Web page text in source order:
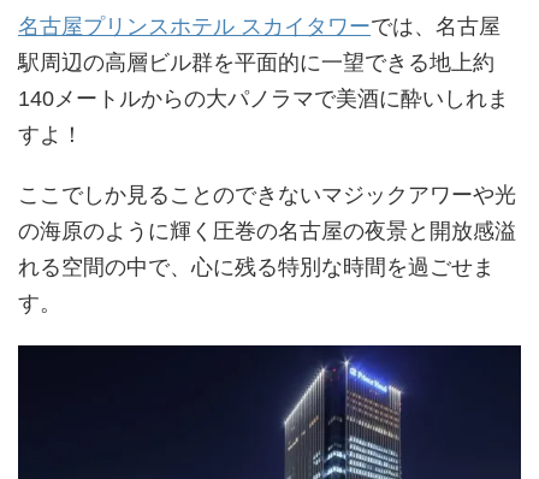
名古屋プリンスホテル スカイタワーでは、名古屋
駅周辺の高層ビル群を平面的に一望できる地上約
140メートルからの大パノラマで美酒に酔いしれま
すよ！
ここでしか見ることのできないマジックアワーや光
の海原のように輝く圧巻の名古屋の夜景と開放感溢
れる空間の中で、心に残る特別な時間を過ごせま
す。